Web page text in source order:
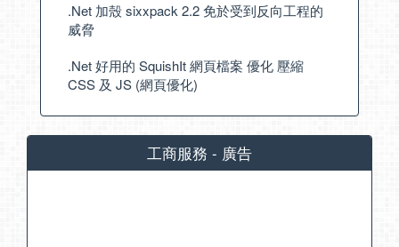
.Net 加殼 sixxpack 2.2 免於受到反向工程的
威脅
.Net 好用的 SquishIt 網頁檔案 優化 壓縮
CSS 及 JS (網頁優化)
工商服務 - 廣告